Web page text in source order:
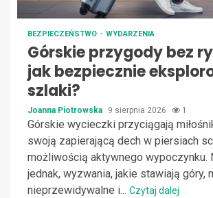
BEZPIECZEŃSTWO WYDARZENIA
Górskie przygody bez
jak bezpiecznie
szlaki?
Joanna Piotrowska 9 sierpnia 2026 1
Górskie wycieczki przyciągają
swoją zapierającą dech w piersiach
możliwością aktywnego wypoczynku.
jednak, wyzwania, jakie stawiają góry,
nieprzewidywalne i... Czytaj dalej